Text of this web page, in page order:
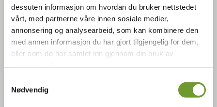
dessuten informasjon om hvordan du bruker nettstedet
vårt, med partnerne våre innen sosiale medier,
annonsering og analysearbeid, som kan kombinere den
med annen informasjon du har gjort tilgjengelig for dem,
eller som de har samlet inn gjennom din bruk av
Nødvendig